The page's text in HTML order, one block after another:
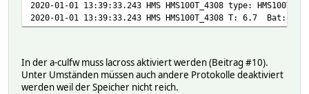
2020-01-01 13:39:33.243 HMS HMS100T_4308 type: HMS100T
2020-01-01 13:39:33.243 HMS HMS100T_4308 T: 6.7 Bat: ok
In der a-culfw muss lacross aktiviert werden (Beitrag #10).
Unter Umständen müssen auch andere Protokolle deaktiviert
werden weil der Speicher nicht reich.